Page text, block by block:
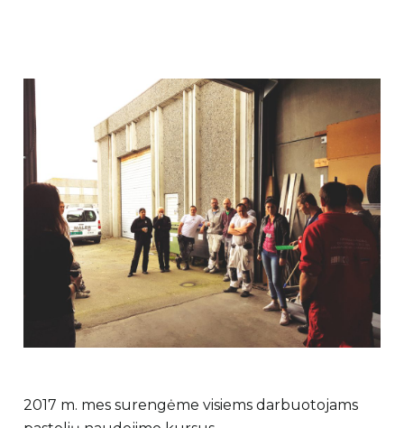
2017 m. mes surengėme visiems darbuotojams